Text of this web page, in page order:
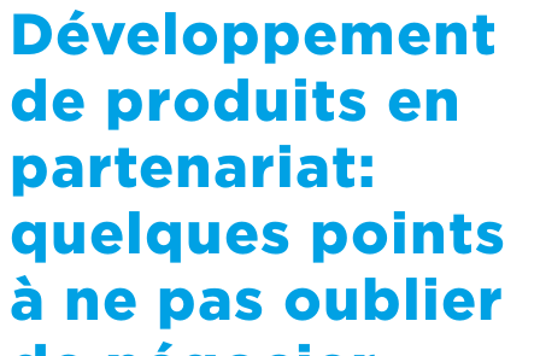
Développement
de produits en
partenariat:
quelques points
à ne pas oublier